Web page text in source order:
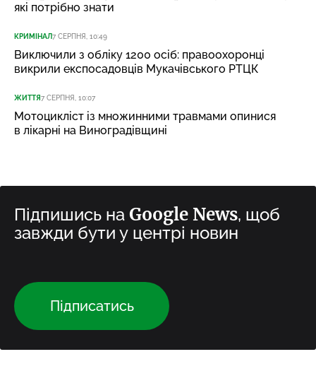
які потрібно знати
КРИМІНАЛ7 СЕРПНЯ, 10:49
Виключили з обліку 1200 осіб: правоохоронці
викрили експосадовців Мукачівського РТЦК
ЖИТТЯ7 СЕРПНЯ, 10:07
Мотоцикліст із множинними травмами опинися
в лікарні на Виноградівщині
Підпишись на Google News, щоб
завжди бути у центрі новин
Підписатись